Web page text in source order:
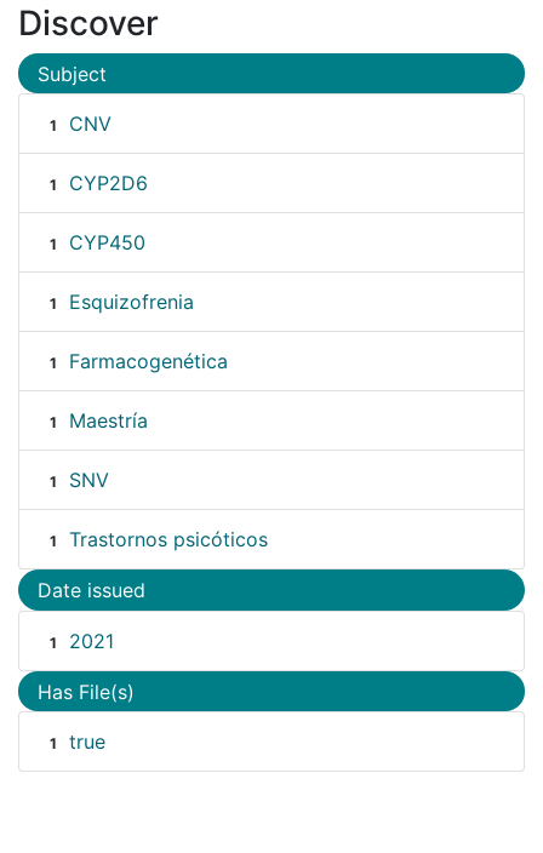
Discover
Subject
1 CNV
1 CYP2D6
1 CYP450
1 Esquizofrenia
1 Farmacogenética
1 Maestría
1 SNV
1 Trastornos psicóticos
Date issued
1 2021
Has File(s)
1 true